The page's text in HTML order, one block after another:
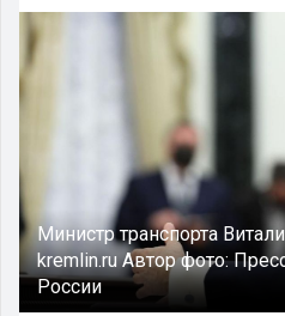
Министр транспорта
kremlin.ruАвтор фото:
России